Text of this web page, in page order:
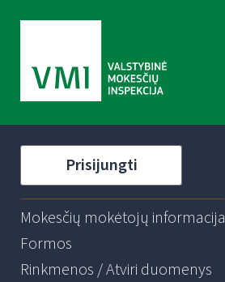
Prisijungti
Mokesčių mokėtojų informacija
Formos
Rinkmenos / Atviri duomenys